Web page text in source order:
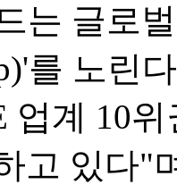
는 글로
를 노린
업계 10
고 있다"